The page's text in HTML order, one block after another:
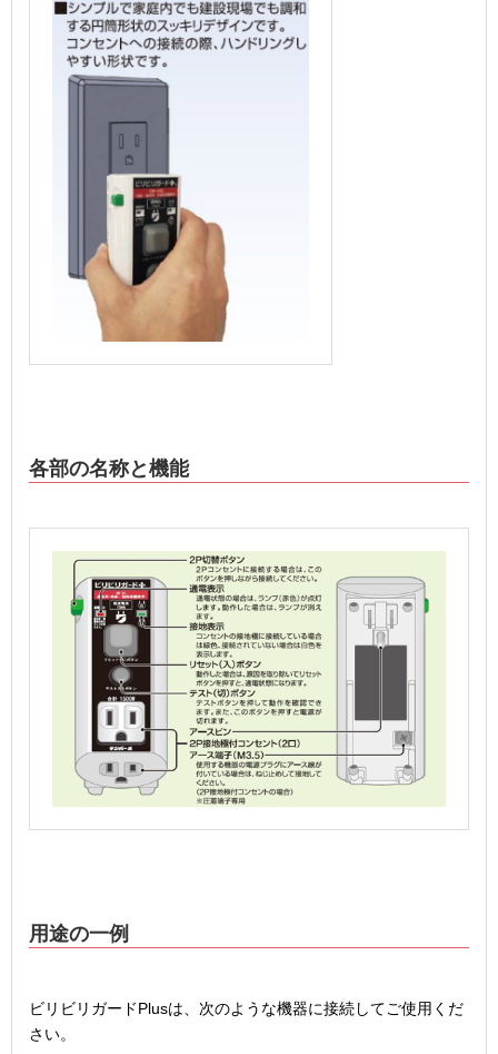
各部の名称と機能
用途の一例
ビリビリガードPlusは、次のような機器に接続してご使用くだ
さい。